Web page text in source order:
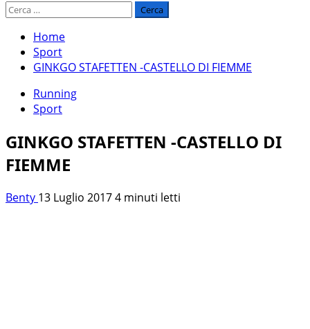
Ricerca
Home
Sport
GINKGO STAFETTEN -CASTELLO DI FIEMME
Running
Sport
GINKGO STAFETTEN -CASTELLO DI
FIEMME
Benty 13 Luglio 20174 minuti letti